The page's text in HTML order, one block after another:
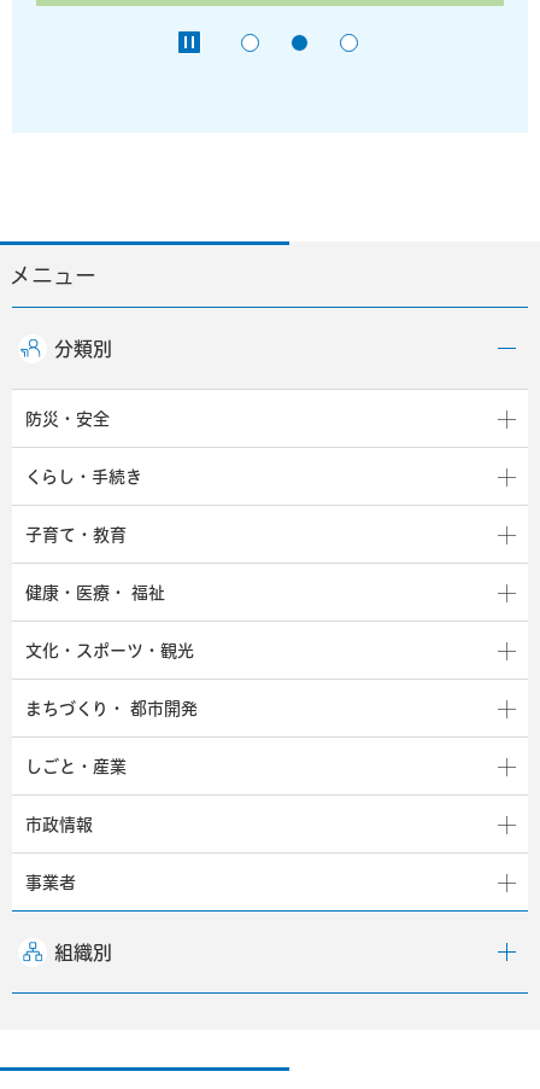
メニュー
分類別
防災・安全
くらし・手続き
子育て・教育
健康・医療・ 福祉
文化・スポーツ・観光
まちづくり・ 都市開発
しごと・産業
市政情報
事業者
組織別